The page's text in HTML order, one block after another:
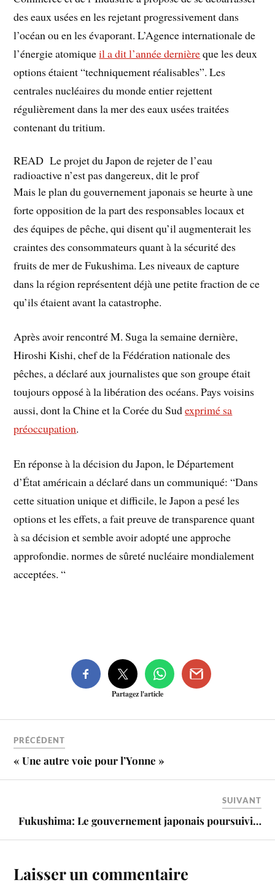
des eaux usées en les rejetant progressivement dans
l’océan ou en les évaporant. L’Agence internationale de
l’énergie atomiqueil a dit l’année dernièreque les deux
options étaient “techniquement réalisables”. Les
centrales nucléaires du monde entier rejettent
régulièrement dans la mer des eaux usées traitées
contenant du tritium.
READ Le projet du Japon de rejeter de l’eau
radioactive n’est pas dangereux, dit le prof
Mais le plan du gouvernement japonais se heurte à une
forte opposition de la part des responsables locaux et
des équipes de pêche, qui disent qu’il augmenterait les
craintes des consommateurs quant à la sécurité des
fruits de mer de Fukushima. Les niveaux de capture
dans la région représentent déjà une petite fraction de ce
qu’ils étaient avant la catastrophe.
Après avoir rencontré M. Suga la semaine dernière,
Hiroshi Kishi, chef de la Fédération nationale des
pêches, a déclaré aux journalistes que son groupe était
toujours opposé à la libération des océans. Pays voisins
aussi, dont la Chine et la Corée du Sudexprimé sa
préoccupation.
En réponse à la décision du Japon, le Département
d’État américain a déclaré dans un communiqué: “Dans
cette situation unique et difficile, le Japon a pesé les
options et les effets, a fait preuve de transparence quant
à sa décision et semble avoir adopté une approche
approfondie. normes de sûreté nucléaire mondialement
acceptées. “
Partagez l'article
PRÉCÉDENT
« Une autre voie pour l’Yonne »
SUIVANT
Fukushima: Le gouvernement japonais poursuivi…
Laisser un commentaire